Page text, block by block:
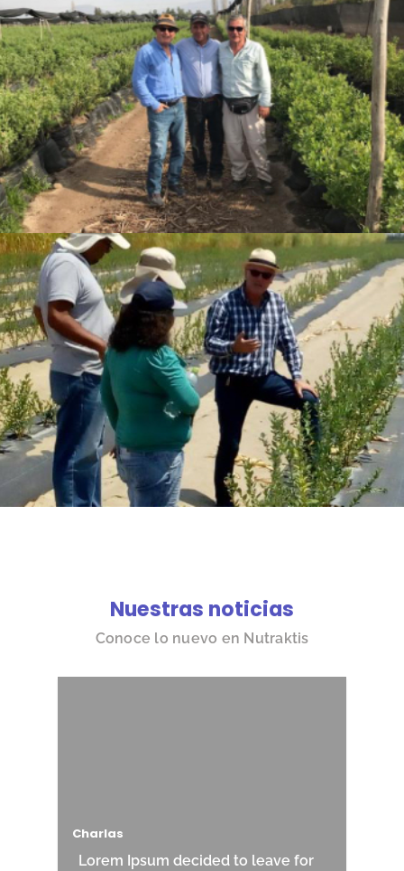
Nuestras noticias
Conoce lo nuevo en Nutraktis
Charlas
Lorem Ipsum decided to leave for